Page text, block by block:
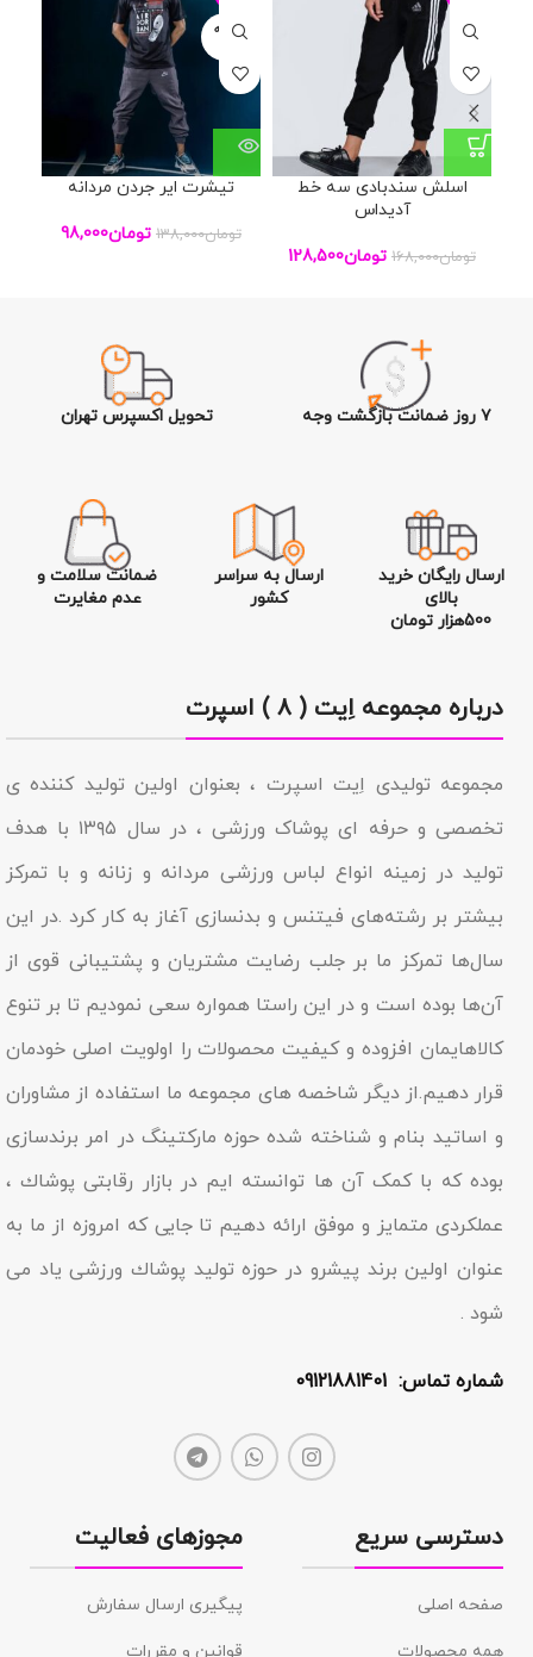
اسلش سندبادی سه خط
آدیداس
تومان168,000 تومان128,500
فروخته
تیشرت ایر جردن مردانه
تومان138,000 تومان98,000
۷ روز ضمانت بازگشت وجه تحویل اکسپرس تهران
ارسال رایگان خرید
بالای
500هزار تومان
ارسال به سراسر
کشور
ضمانت سلامت و
عدم مغایرت
درباره مجموعه اِیت ( ۸ ) اسپرت
مجموعه تولیدى اِیت اسپرت ، بعنوان اولین تولید کننده ی
تخصصی و حرفه ای پوشاک ورزشی ، در سال ۱۳۹۵ با هدف
تولید در زمینه انواع لباس ورزشی مردانه و زنانه و با تمرکز
بیشتر بر رشته‌های فیتنس و بدنسازی آغاز به کار کرد .در این
سال‌ها تمرکز ما بر جلب رضایت مشتریان و پشتیبانی قوی از
آن‌ها بوده است و در این راستا همواره سعی نمودیم تا بر تنوع
کالاهایمان افزوده و کیفیت محصولات را اولویت اصلی خودمان
قرار دهیم.از دیگر شاخصه هاى مجموعه ما استفاده از مشاوران
و اساتید بنام و شناخته شده حوزه مارکتینگ در امر برندسازى
بوده که با کمک آن ها توانسته ایم در بازار رقابتى پوشاك ،
عملکردى متمایز و موفق ارائه دهیم تا جایى که امروزه از ما به
عنوان اولین برند پیشرو در حوزه تولید پوشاك ورزشی یاد مى
شود .
شماره تماس: 09121881401
دسترسی سریع
صفحه اصلی
همه محصولات
مجوزهای فعالیت
پیگیری ارسال سفارش
قوانین و مقررات